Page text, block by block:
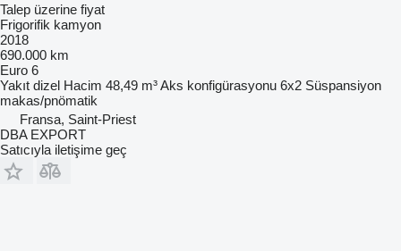
Talep üzerine fiyat
Frigorifik kamyon
2018
690.000 km
Euro 6
Yakıt dizel Hacim 48,49 m³Aks konfigürasyonu 6x2 Süspansiyon
makas/pnömatik
Fransa, Saint-Priest
DBA EXPORT
Satıcıyla iletişime geç